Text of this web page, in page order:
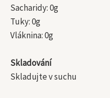
Sacharidy: 0g
Tuky: 0g
Vláknina: 0g
Skladování
Skladujte v suchu